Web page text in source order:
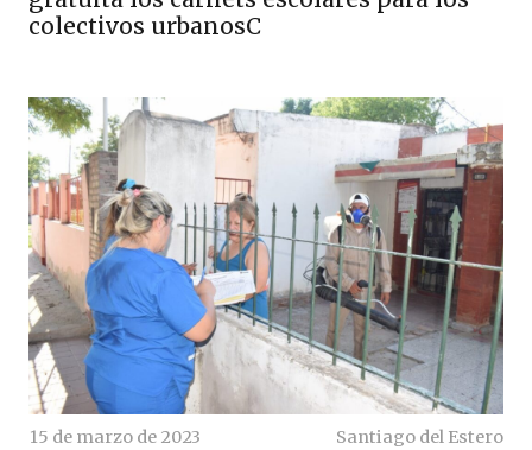
colectivos urbanosC
15 de marzo de 2023 Santiago del Estero